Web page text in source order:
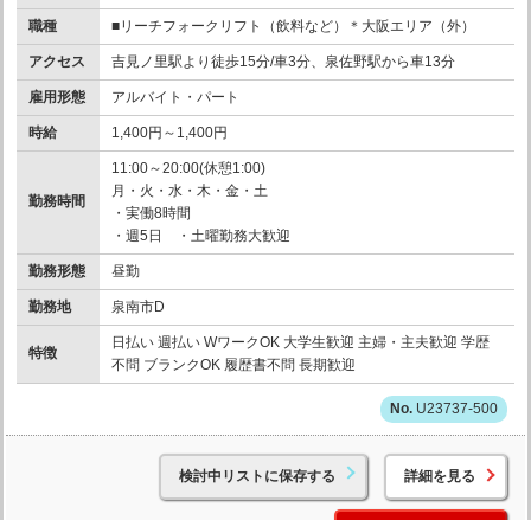
職種 ■リーチフォークリフト（飲料など）＊大阪エリア（外）
アクセス 吉見ノ里駅より徒歩15分/車3分、泉佐野駅から車13分
雇用形態 アルバイト・パート
時給 1,400円～1,400円
勤務時間
11:00～20:00(休憩1:00)
月・火・水・木・金・土
・実働8時間
・週5日 ・土曜勤務大歓迎
勤務形態 昼勤
勤務地 泉南市D
特徴
日払い 週払い WワークOK 大学生歓迎 主婦・主夫歓迎 学歴
不問 ブランクOK 履歴書不問 長期歓迎
U23737-500
検討中リストに保存する 詳細を見る